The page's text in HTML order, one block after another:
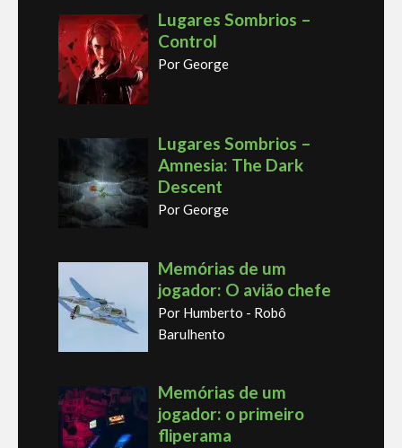
Lugares Sombrios –
Control
Por George
Lugares Sombrios –
Amnesia: The Dark
Descent
Por George
Memórias de um
jogador: O avião chefe
Por Humberto - Robô
Barulhento
Memórias de um
jogador: o primeiro
fliperama